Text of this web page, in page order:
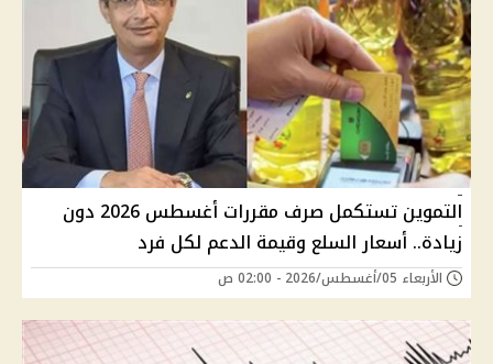
التموين تستكمل صرف مقررات أغسطس 2026 دون
زيادة.. أسعار السلع وقيمة الدعم لكل فرد
الأربعاء 05/أغسطس/2026 - 02:00 ص